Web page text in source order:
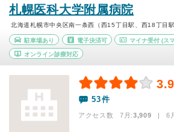
札幌医科大学附属病院
北海道札幌市中央区南一条西（西15丁目駅、西18丁目
駐車場あり 電子決済可 マイナ受付 (ス
オンライン診療対応
53件
アクセス数 7月:3,909 | 6